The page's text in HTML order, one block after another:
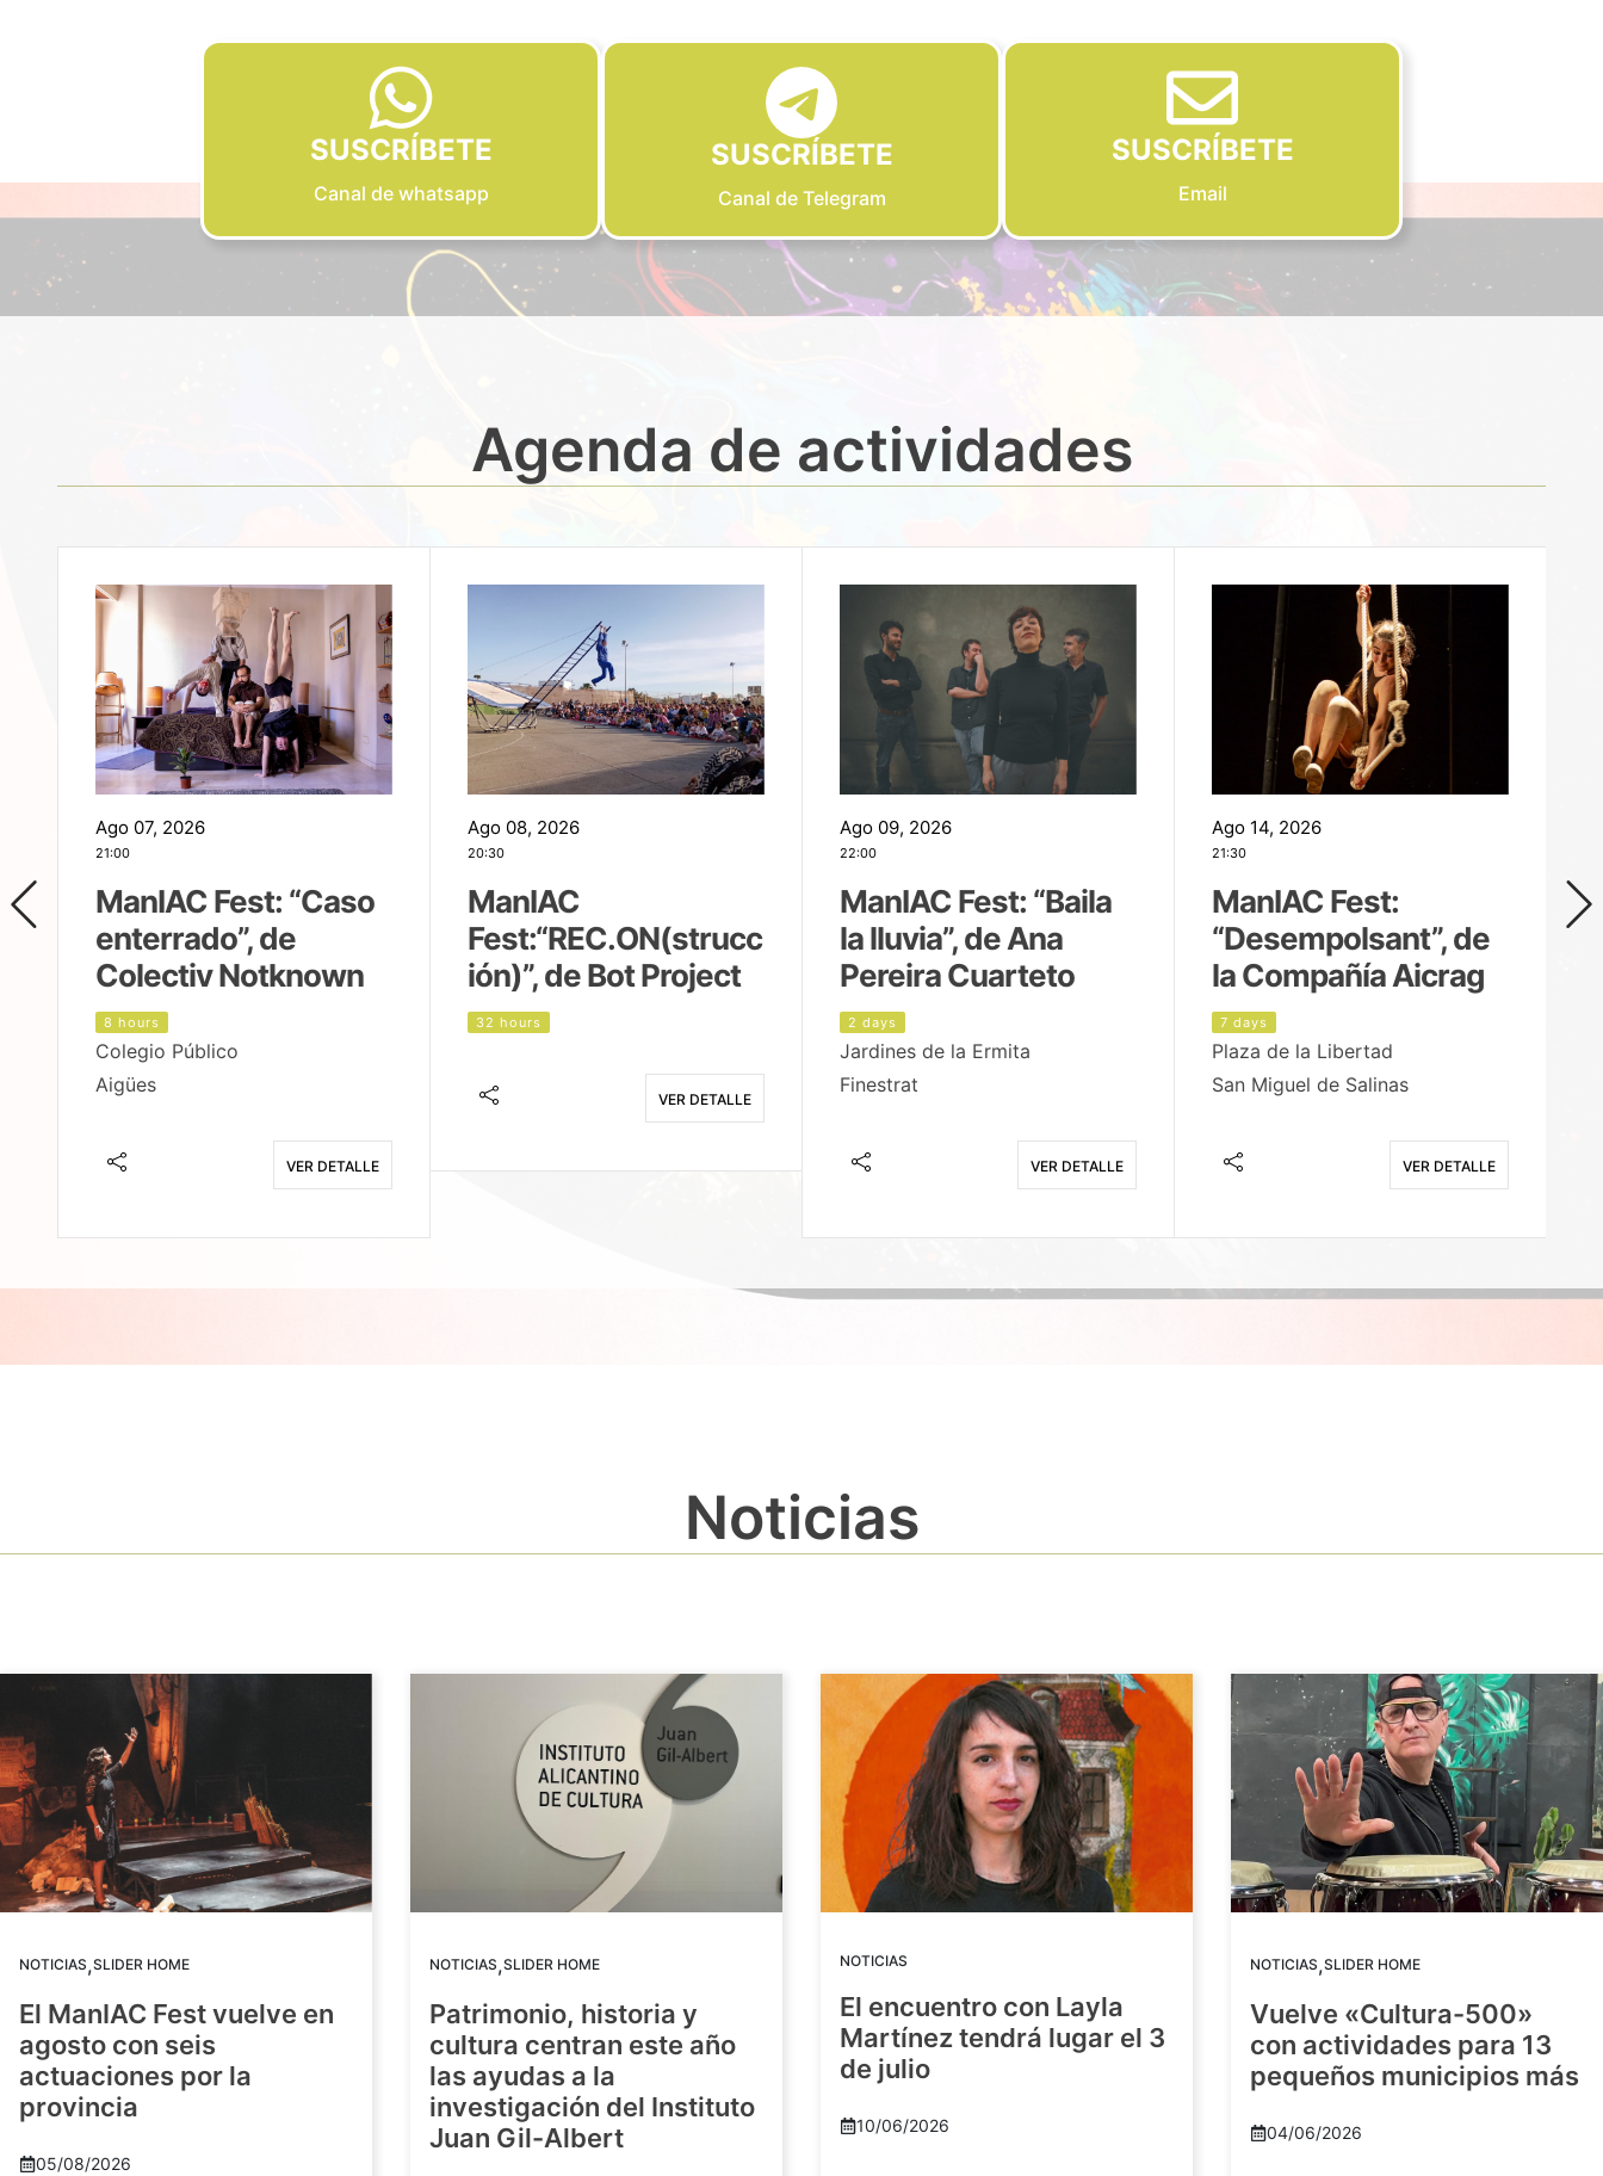
SUSCRÍBETE
Canal de whatsapp
SUSCRÍBETE
Canal de Telegram
SUSCRÍBETE
Email
Agenda de actividades
Ago 07, 2026
21:00
ManIAC Fest: “Caso
enterrado”, de
Colectiv Notknown
8 hours
Colegio Público
Aigües
VER DETALLE
Ago 08, 2026
20:30
ManIAC
Fest:“REC.ON(strucc
ión)”, de Bot Project
32 hours
VER DETALLE
Ago 09, 2026
22:00
ManIAC Fest: “Baila
la lluvia”, de Ana
Pereira Cuarteto
2 days
Jardines de la Ermita
Finestrat
VER DETALLE
Ago 14, 2026
21:30
ManIAC Fest:
“Desempolsant”, de
la Compañía Aicrag
7 days
Plaza de la Libertad
San Miguel de Salinas
VER DETALLE
Noticias
NOTICIAS,SLIDER HOME
El ManIAC Fest vuelve en
agosto con seis
actuaciones por la
provincia
05/08/2026
NOTICIAS,SLIDER HOME
Patrimonio, historia y
cultura centran este año
las ayudas a la
investigación del Instituto
Juan Gil-Albert
NOTICIAS
El encuentro con Layla
Martínez tendrá lugar el 3
de julio
10/06/2026
NOTICIAS,SLIDER HOME
Vuelve «Cultura-500»
con actividades para 13
pequeños municipios más
04/06/2026